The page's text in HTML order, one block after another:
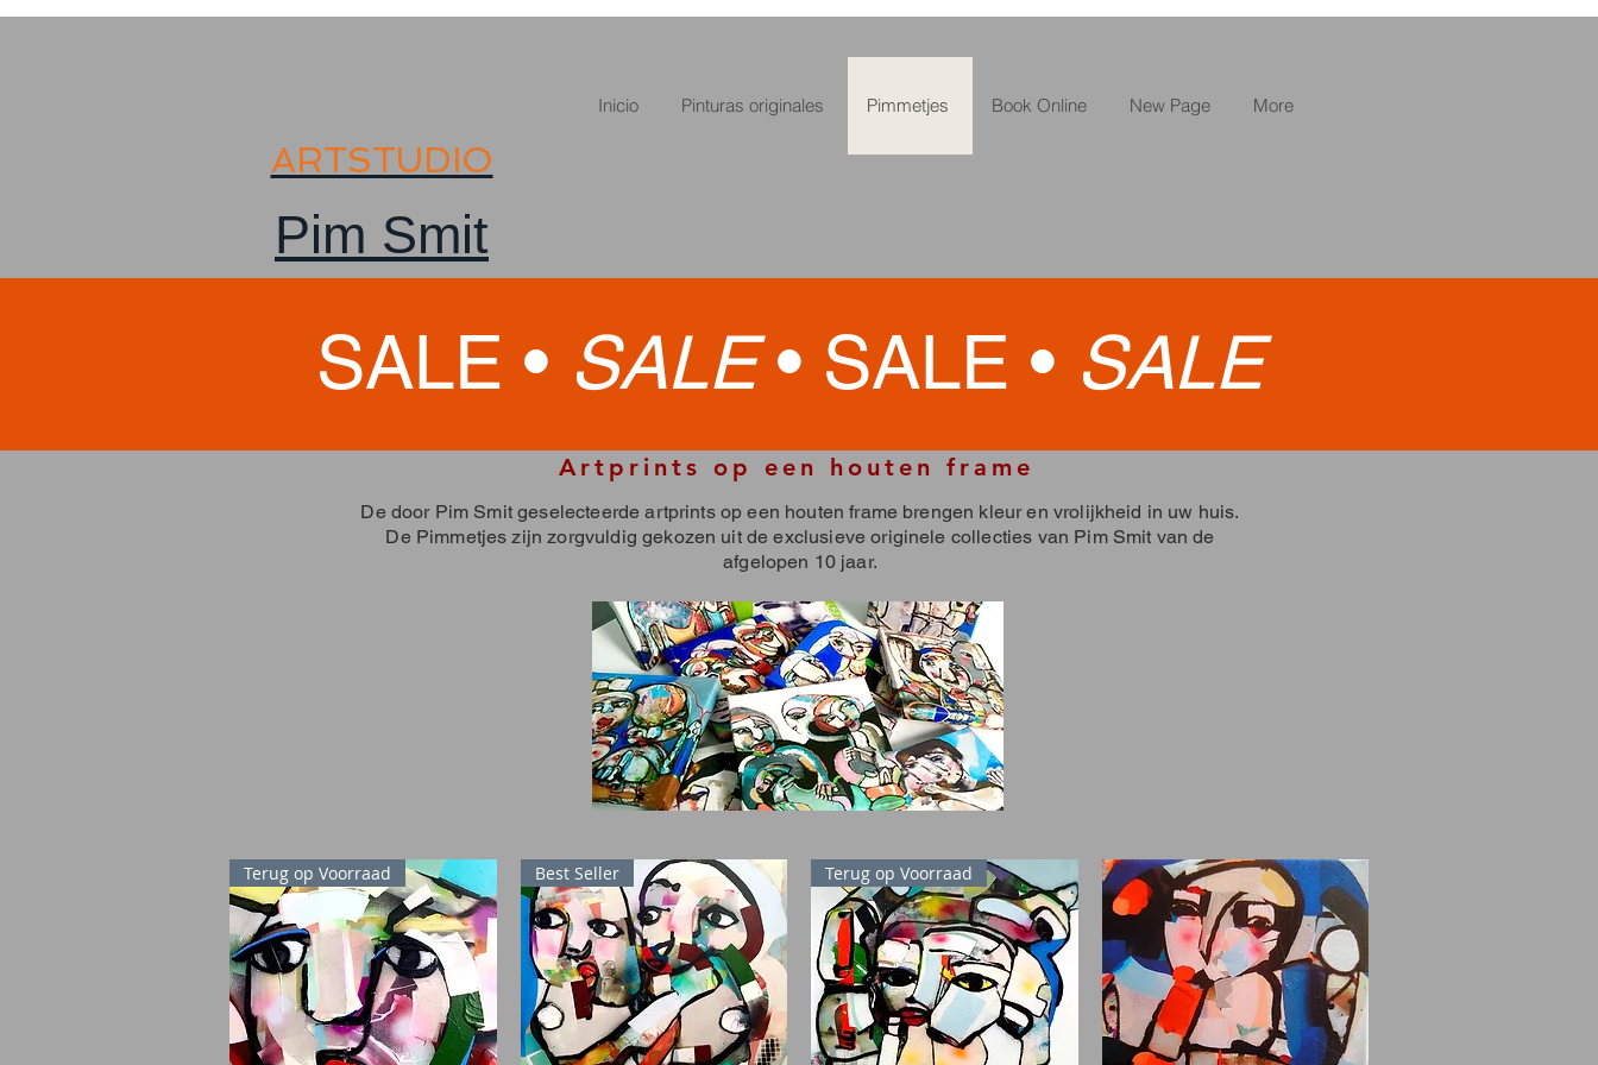
ARTSTUDIO
Pim Smit
Inicio Pinturas originales Pimmetjes Book Online New Page More
SALE • SALE• SALE • SALE
Artprints op een houten frame
De door Pim Smit geselecteerde artprints op een houten frame brengen kleur en vrolijkheid in uw huis.
De Pimmetjes zijn zorgvuldig gekozen uit de exclusieve originele collecties van Pim Smit van de
afgelopen 10 jaar.
Terug op Voorraad Best Seller Terug op Voorraad